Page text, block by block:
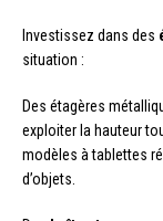
Investissez dans des
situation :
Des étagères
exploiter la hauteur
modèles à tablettes
d’objets.